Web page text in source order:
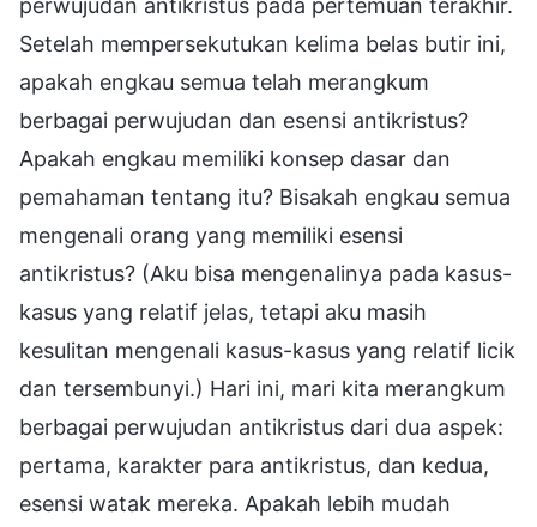
Setelah mempersekutukan kelima belas butir ini,
apakah engkau semua telah merangkum
berbagai perwujudan dan esensi antikristus?
Apakah engkau memiliki konsep dasar dan
pemahaman tentang itu? Bisakah engkau semua
mengenali orang yang memiliki esensi
antikristus? (Aku bisa mengenalinya pada kasus-
kasus yang relatif jelas, tetapi aku masih
kesulitan mengenali kasus-kasus yang relatif licik
dan tersembunyi.) Hari ini, mari kita merangkum
berbagai perwujudan antikristus dari dua aspek:
pertama, karakter para antikristus, dan kedua,
esensi watak mereka. Apakah lebih mudah